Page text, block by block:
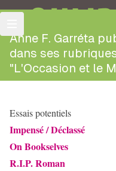
Anne F. Garréta
dans ses
"L'Occasion et le
Essais potentiels
Impensé / Déclassé
On Bookselves
R.I.P. Roman